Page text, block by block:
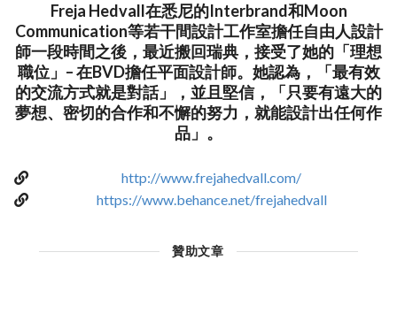
Freja Hedvall在悉尼的Interbrand和Moon
Communication等若干間設計工作室擔任自由人設計
師一段時間之後，最近搬回瑞典，接受了她的「理想
職位」– 在BVD擔任平面設計師。她認為，「最有效
的交流方式就是對話」，並且堅信，「只要有遠大的
夢想、密切的合作和不懈的努力，就能設計出任何作
品」。
http://www.frejahedvall.com/
https://www.behance.net/frejahedvall
贊助文章